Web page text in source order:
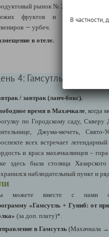
рынок № 2 - здесь есть
фруктов и рыбы. Один
— урбеч.
в отеле.
4: Гамсутль + Гуниб* /
/ завтрак (ланч-бокс).
время в Махачкале , когда
по Городскому саду,
Джума-мечеть,
всех встречает
и краса махачкалинцев –
здесь была столица
наблюдательный пункт и
можете вместе с нами
«Гамсутль + Гуниб: от
(за доп. плату)*.
в Гамсутль (Махачкала →
В